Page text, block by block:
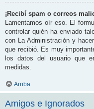
¡Recibí spam o correos
Lamentamos oír eso. El
controlar quién ha enviado
con La Administración y
que recibió. Es muy
los datos del usuario que
medidas.
Arriba
Amigos e Ignorados